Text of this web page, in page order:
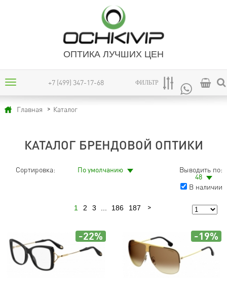
ОПТИКА ЛУЧШИХ ЦЕН
+7 (499) 347-17-68 ФИЛЬТР
Главная Каталог
КАТАЛОГ БРЕНДОВОЙ ОПТИКИ
Сортировка: По умолчанию
Выводить по:
48
В наличии
1 2 3 186 187
-22% -19%